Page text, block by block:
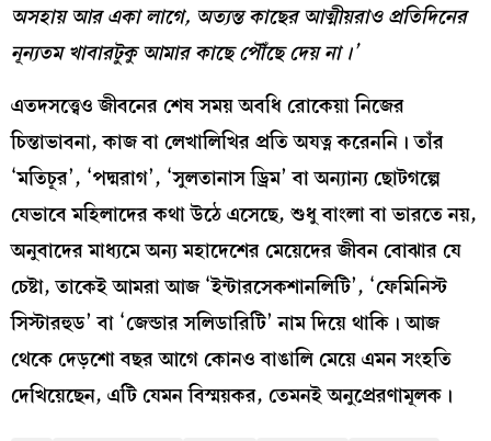
অসহায় আর একা লাগে, অত্যন্ত কাছের আত্মীয়রাও প্রতিদিনের
নূন্যতম খাবারটুকু আমার কাছে পৌঁছে দেয় না।’
এতদসত্ত্বেও জীবনের শেষ সময় অবধি রোকেয়া নিজের
চিন্তাভাবনা, কাজ বা লেখালিখির প্রতি অযত্ন করেননি। তাঁর
‘মতিচূর’, ‘পদ্মরাগ’, ‘সুলতানাস ড্রিম’ বা অন্যান্য ছোটগল্পে
যেভাবে মহিলাদের কথা উঠে এসেছে, শুধু বাংলা বা ভারতে নয়,
অনুবাদের মাধ্যমে অন্য মহাদেশের মেয়েদের জীবন বোঝার যে
চেষ্টা, তাকেই আমরা আজ ‘ইন্টারসেকশানলিটি’, ‘ফেমিনিস্ট
সিস্টারহুড’ বা ‘জেন্ডার সলিডারিটি’ নাম দিয়ে থাকি। আজ
থেকে দেড়শো বছর আগে কোনও বাঙালি মেয়ে এমন সংহতি
দেখিয়েছেন, এটি যেমন বিস্ময়কর, তেমনই অনুপ্রেরণামূলক।